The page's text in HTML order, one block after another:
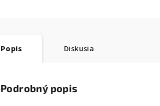
Popis Diskusia
Podrobný popis